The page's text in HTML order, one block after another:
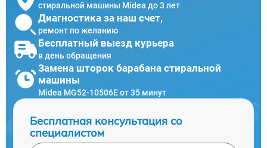
стиральной машины Midea до 3 лет
Диагностика за наш счет,
ремонт по желанию
Бесплатный выезд курьера
в день обращения
Замена шторок барабана стиральной
машины
Midea MG52-10506E от 35 минут
Бесплатная консультация со
специалистом